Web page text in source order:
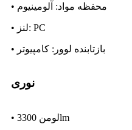
• محفظه مواد: آلومینیوم
• لنز: PC
• بازتابنده لوور: کامپیوتر
نوری
• لومن 3300lm